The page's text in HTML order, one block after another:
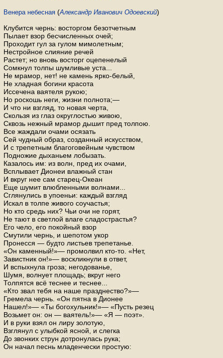
Венера небесная (Александр Иванович Одоевский)
Клубится чернь: восторгом безотчетным
Пылает взор бесчисленных очей;
Проходит гул за гулом мимолетным;
Нестройное слияние речей
Растет; но вновь восторг оцепенелый
Сомкнул толпы шумливые уста...
Не мрамор, нет! не камень ярко-белый,
Не хладная богини красота
Иссечена ваятеля рукою;
Но роскошь неги, жизни полнота;—
И что ни взгляд, то новая черта,
Скользя из глаз округлостью живою,
Сквозь нежный мрамор дышит пред толпою.
Все жаждали очами осязать
Сей чудный образ, созданный искусством,
И с трепетным благоговейным чувством
Подножие дыханьем лобызать.
Казалось им: из волн, пред их очами,
Всплывает Дионеи влажный стан
И вкруг нее сам старец-Океан
Еще шумит влюбленными волнами...
Сглянулись в упоеньи: каждый взгляд
Искал в толпе живого соучастья;
Но кто средь них? Чьи очи не горят,
Не тают в светлой влаге сладострастья?
Его чело, его покойный взор
Смутили чернь, и шепотом укор
Пронесся — будто листьев трепетанье.
«Он каменный!»— промолвил кто-то. «Нет,
Завистник он!»— воскликнули в ответ,
И вспыхнула гроза; негодованье,
Шумя, волнует площадь; вкруг него
Толпятся всё теснее и теснее...
«Кто звал тебя на наше празднество?»—
Гремела чернь. «Он пятна в Дионее
Нашел!»— «Ты богохульник!»— «Пусть резец
Возьмет он: он — ваятель!»— «Я — поэт».
И в руки взял он лиру золотую,
Взглянул с улыбкой ясной, и слегка
До звонких струн дотронулась рука;
Он начал песнь младенчески простую: